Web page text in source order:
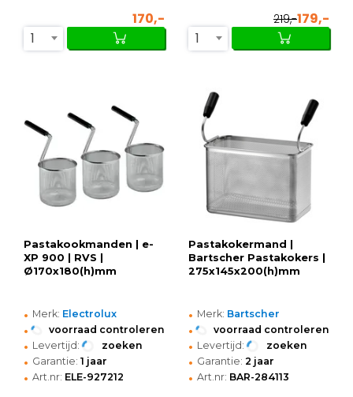
170,-
1
219,-179,-
1
Pastakookmanden | e-
XP 900 | RVS |
Ø170x180(h)mm
• Merk: Electrolux
• voorraad controleren
• Levertijd: zoeken
• Garantie: 1 jaar
• Art.nr: ELE-927212
Pastakokermand |
Bartscher Pastakokers |
275x145x200(h)mm
• Merk: Bartscher
• voorraad controleren
• Levertijd: zoeken
• Garantie: 2 jaar
• Art.nr: BAR-284113